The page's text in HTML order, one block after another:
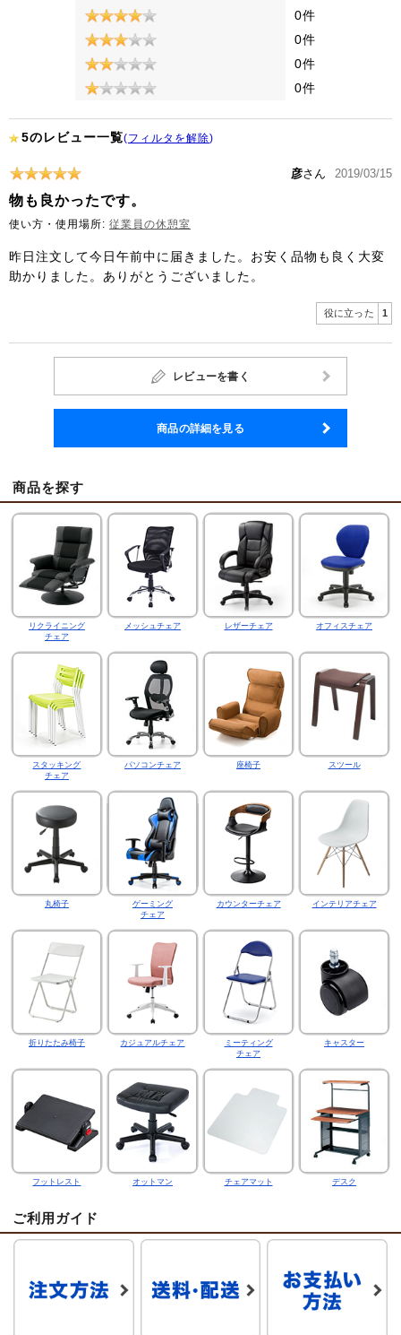
0件
0件
0件
0件
5のレビュー一覧(フィルタを解除)
彦さん 2019/03/15
物も良かったです。
使い方・使用場所: 従業員の休憩室
昨日注文して今日午前中に届きました。お安く品物も良く大変
助かりました。ありがとうございました。
役に立った 1
レビューを書く
商品の詳細を見る
商品を探す
リクライニング
チェア
メッシュチェア レザーチェア オフィスチェア
スタッキング
チェア
パソコンチェア 座椅子 スツール
丸椅子
ゲーミング
チェア
カウンターチェア インテリアチェア
折りたたみ椅子 カジュアルチェア
ミーティング
チェア
キャスター
フットレスト オットマン チェアマット デスク
ご利用ガイド